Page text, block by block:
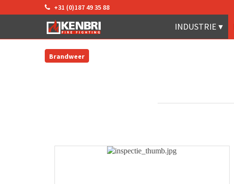
+31 (0)187 49 35 88
INDUSTRIE
Brandweer